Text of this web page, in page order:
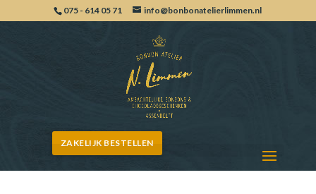
075 - 614 05 71 info@bonbonatelierlimmen.nl
ZAKELIJK BESTELLEN